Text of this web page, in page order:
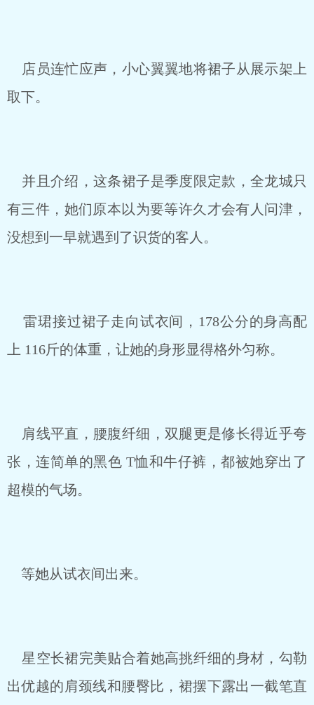
店员连忙应声，小心翼翼地将裙子从展示架上
取下。
并且介绍，这条裙子是季度限定款，全龙城只
有三件，她们原本以为要等许久才会有人问津，
没想到一早就遇到了识货的客人。
雷珺接过裙子走向试衣间，178公分的身高配
上 116斤的体重，让她的身形显得格外匀称。
肩线平直，腰腹纤细，双腿更是修长得近乎夸
张，连简单的黑色 T恤和牛仔裤，都被她穿出了
超模的气场。
等她从试衣间出来。
星空长裙完美贴合着她高挑纤细的身材，勾勒
出优越的肩颈线和腰臀比，裙摆下露出一截笔直